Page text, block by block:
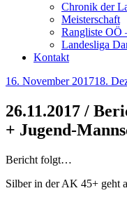
Chronik der
Meisterschaft
Rangliste OÖ
Landesliga
Kontakt
Veröffentlicht
16. November 201718.
26.11.2017 /
+ Jugend-
Bericht folgt…
Silber in der AK 45+ geht